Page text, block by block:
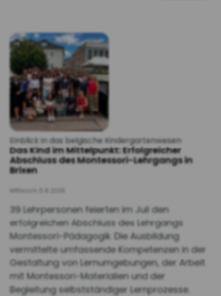
Einblick in das belgische Kindergartenwesen
Das Kind im Mittelpunkt: Erfolgreicher
Abschluss des Montessori-Lehrgangs in
Brixen
Mittwoch, 5.8.2026
39 Lehrpersonen feierten im Juli den
erfolgreichen Abschluss des Lehrgangs
Montessori-Pädagogik. Die Ausbildung
vermittelte umfassende Kompetenzen in der
Gestaltung von Lernumgebungen, der Arbeit
mit Montessori-Materialien und der
Begleitung selbstständiger Lernprozesse.